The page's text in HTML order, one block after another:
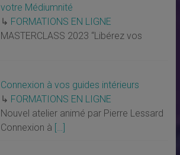
votre Médiumnité
↳ FORMATIONS EN LIGNE
MASTERCLASS 2023 “Libérez vos
Connexion à vos guides intérieurs
↳ FORMATIONS EN LIGNE
Nouvel atelier animé par Pierre Lessard
Connexion à […]